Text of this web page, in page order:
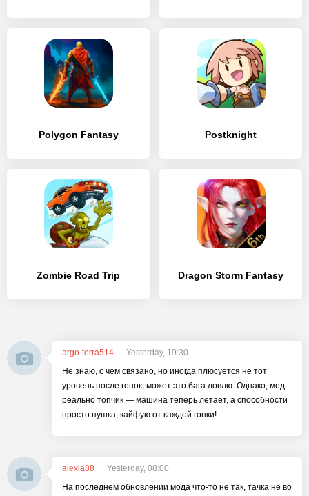
Polygon Fantasy Postknight
Zombie Road Trip Dragon Storm Fantasy
argo-terra514
Yesterday, 19:30
Не знаю, с чем связано, но иногда плюсуется не тот
уровень после гонок, может это бага ловлю. Однако, мод
реально топчик — машина теперь летает, а способности
просто пушка, кайфую от каждой гонки!
alexia88
Yesterday, 08:00
На последнем обновлении мода что-то не так, тачка не во